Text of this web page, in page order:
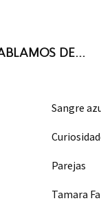
DE...
Sangre
Parejas
Tamara